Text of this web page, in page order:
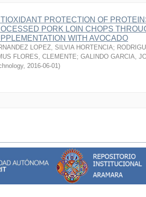
PROTECTION OF
PORK LOIN CHOPS
WITH AVOCADO
LOPEZ, SILVIA HORTENCIA;
FLORES, CLEMENTE; GALINDO GARCIA,
, 2016-06-01)